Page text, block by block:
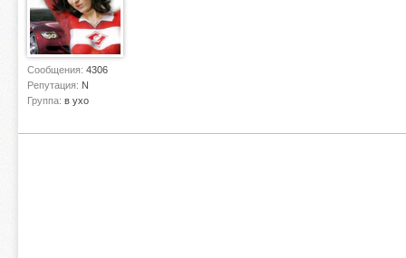
Сообщения: 4306
Репутация: N
Группа: в ухо